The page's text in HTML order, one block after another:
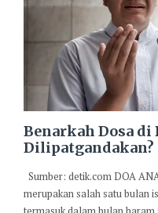
Benarkah Dosa di
Sumber: detik.com DOA
merupakan salah satu bulan